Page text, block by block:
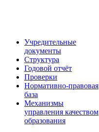
Учредительные
документы
Структура
Годовой отчёт
Проверки
Нормативно-правовая
база
Механизмы
управления качеством
образования